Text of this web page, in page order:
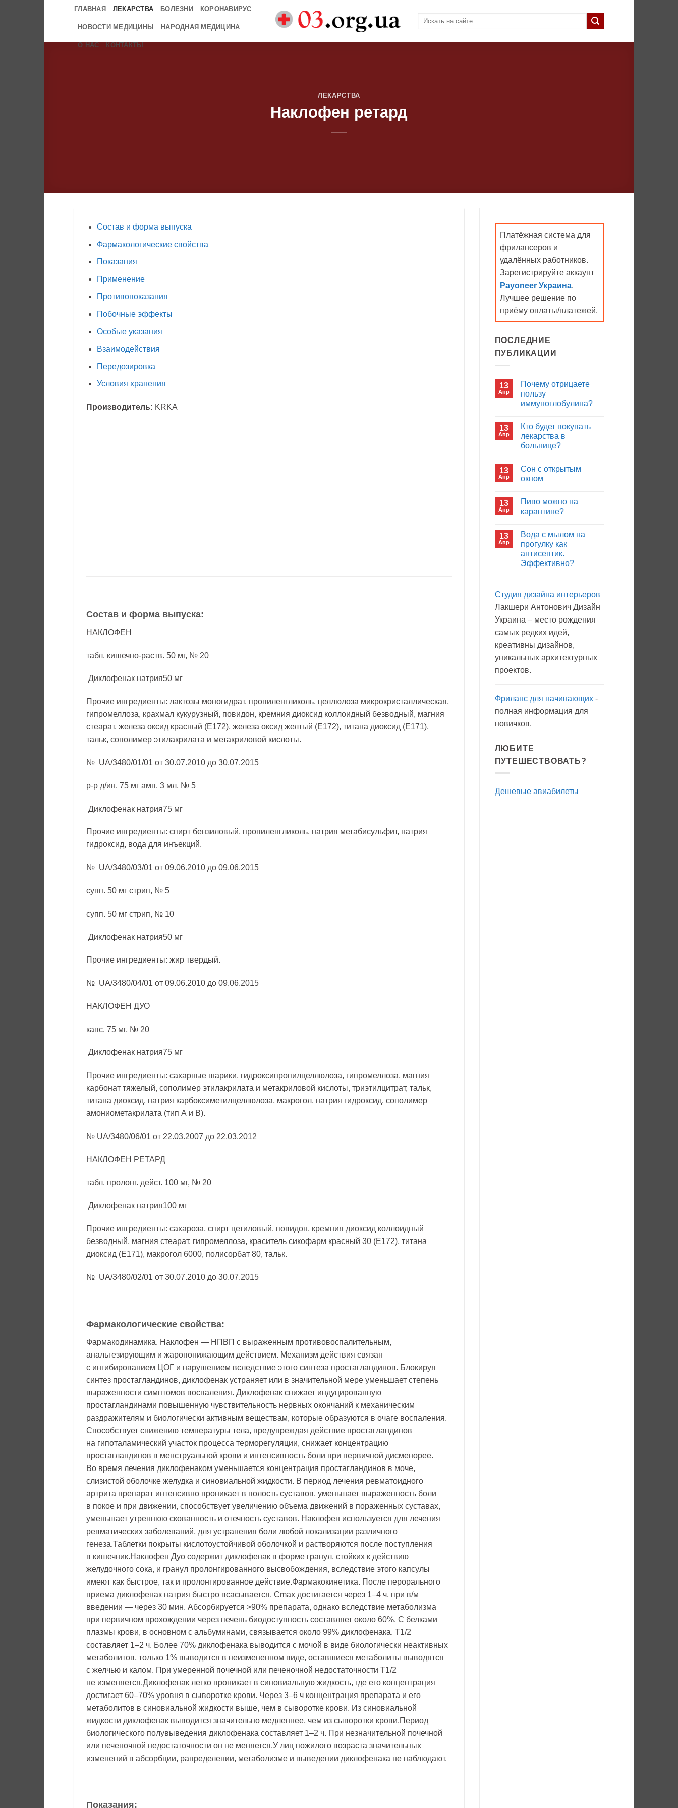
ГЛАВНАЯ ЛЕКАРСТВА БОЛЕЗНИ КОРОНАВИРУС
НОВОСТИ МЕДИЦИНЫ НАРОДНАЯ МЕДИЦИНА
О НАС КОНТАКТЫ
ЛЕКАРСТВА
Наклофен ретард
Состав и форма выпуска
Фармакологические свойства
Показания
Применение
Противопоказания
Побочные эффекты
Особые указания
Взаимодействия
Передозировка
Условия хранения
Производитель: KRKA
Состав и форма выпуска:
НАКЛОФЕН
табл. кишечно-раств. 50 мг, № 20
Диклофенак натрия50 мг
Прочие ингредиенты: лактозы моногидрат, пропиленгликоль, целлюлоза микрокристаллическая,
гипромеллоза, крахмал кукурузный, повидон, кремния диоксид коллоидный безводный, магния
стеарат, железа оксид красный (Е172), железа оксид желтый (Е172), титана диоксид (Е171),
тальк, сополимер этилакрилата и метакриловой кислоты.
№ UA/3480/01/01 от 30.07.2010 до 30.07.2015
р-р д/ин. 75 мг амп. 3 мл, № 5
Диклофенак натрия75 мг
Прочие ингредиенты: спирт бензиловый, пропиленгликоль, натрия метабисульфит, натрия
гидроксид, вода для инъекций.
№ UA/3480/03/01 от 09.06.2010 до 09.06.2015
супп. 50 мг стрип, № 5
супп. 50 мг стрип, № 10
Диклофенак натрия50 мг
Прочие ингредиенты: жир твердый.
№ UA/3480/04/01 от 09.06.2010 до 09.06.2015
НАКЛОФЕН ДУО
капс. 75 мг, № 20
Диклофенак натрия75 мг
Прочие ингредиенты: сахарные шарики, гидроксипропилцеллюлоза, гипромеллоза, магния
карбонат тяжелый, сополимер этилакрилата и метакриловой кислоты, триэтилцитрат, тальк,
титана диоксид, натрия карбоксиметилцеллюлоза, макрогол, натрия гидроксид, сополимер
амониометакрилата (тип А и В).
№ UA/3480/06/01 от 22.03.2007 до 22.03.2012
НАКЛОФЕН РЕТАРД
табл. пролонг. дейст. 100 мг, № 20
Диклофенак натрия100 мг
Прочие ингредиенты: сахароза, спирт цетиловый, повидон, кремния диоксид коллоидный
безводный, магния стеарат, гипромеллоза, краситель сикофарм красный 30 (Е172), титана
диоксид (Е171), макрогол 6000, полисорбат 80, тальк.
№ UA/3480/02/01 от 30.07.2010 до 30.07.2015
Фармакологические свойства:
Фармакодинамика. Наклофен — НПВП с выраженным противовоспалительным,
анальгезирующим и жаропонижающим действием. Механизм действия связан
с ингибированием ЦОГ и нарушением вследствие этого синтеза простагландинов. Блокируя
синтез простагландинов, диклофенак устраняет или в значительной мере уменьшает степень
выраженности симптомов воспаления. Диклофенак снижает индуцированную
простагландинами повышенную чувствительность нервных окончаний к механическим
раздражителям и биологически активным веществам, которые образуются в очаге воспаления.
Способствует снижению температуры тела, предупреждая действие простагландинов
на гипоталамический участок процесса терморегуляции, снижает концентрацию
простагландинов в менструальной крови и интенсивность боли при первичной дисменорее.
Во время лечения диклофенаком уменьшается концентрация простагландинов в моче,
слизистой оболочке желудка и синовиальной жидкости. В период лечения ревматоидного
артрита препарат интенсивно проникает в полость суставов, уменьшает выраженность боли
в покое и при движении, способствует увеличению объема движений в пораженных суставах,
уменьшает утреннюю скованность и отечность суставов. Наклофен используется для лечения
ревматических заболеваний, для устранения боли любой локализации различного
генеза.Таблетки покрыты кислотоустойчивой оболочкой и растворяются после поступления
в кишечник.Наклофен Дуо содержит диклофенак в форме гранул, стойких к действию
желудочного сока, и гранул пролонгированного высвобождения, вследствие этого капсулы
имеют как быстрое, так и пролонгированное действие.Фармакокинетика. После перорального
приема диклофенак натрия быстро всасывается. Cmax достигается через 1–4 ч, при в/м
введении — через 30 мин. Абсорбируется >90% препарата, однако вследствие метаболизма
при первичном прохождении через печень биодоступность составляет около 60%. С белками
плазмы крови, в основном с альбуминами, связывается около 99% диклофенака. T1/2
составляет 1–2 ч. Более 70% диклофенака выводится с мочой в виде биологически неактивных
метаболитов, только 1% выводится в неизмененном виде, оставшиеся метаболиты выводятся
с желчью и калом. При умеренной почечной или печеночной недостаточности T1/2
не изменяется.Диклофенак легко проникает в синовиальную жидкость, где его концентрация
достигает 60–70% уровня в сыворотке крови. Через 3–6 ч концентрация препарата и его
метаболитов в синовиальной жидкости выше, чем в сыворотке крови. Из синовиальной
жидкости диклофенак выводится значительно медленнее, чем из сыворотки крови.Период
биологического полувыведения диклофенака составляет 1–2 ч. При незначительной почечной
или печеночной недостаточности он не меняется.У лиц пожилого возраста значительных
изменений в абсорбции, рапределении, метаболизме и выведении диклофенака не наблюдают.
Показания:
Платёжная система для
фрилансеров и
удалённых работников.
Зарегистрируйте аккаунт
Payoneer Украина.
Лучшее решение по
приёму оплаты/платежей.
ПОСЛЕДНИЕ
ПУБЛИКАЦИИ
13
Апр
Почему отрицаете
пользу
иммуноглобулина?
записи
Почему
отрицаете
пользу
13
Апр
Кто будет покупать
лекарства в
больнице?
записи
Кто
будет
больнице?
13
Апр
Сон с открытым
окном
записи
Сон
с
13
Апр
Пиво можно на
карантине?
записи
Пиво
можно
на
карантине?
13
Апр
Вода с мылом на
прогулку как
антисептик.
Эффективно?
Вода
мылом
на
прогулку
антисептик.
Студия дизайна интерьеров
Лакшери Антонович Дизайн
Украина – место рождения
самых редких идей,
креативны дизайнов,
уникальных архитектурных
проектов.
Фриланс для начинающих-
полная информация для
новичков.
ЛЮБИТЕ
ПУТЕШЕСТВОВАТЬ?
Дешевые авиабилеты